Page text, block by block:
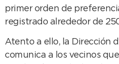
primer orden de
registrado alrededor de
Atento a ello, la Dirección
comunica a los vecinos